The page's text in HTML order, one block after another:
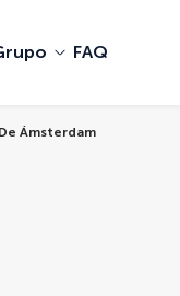
FAQ
Ámsterdam